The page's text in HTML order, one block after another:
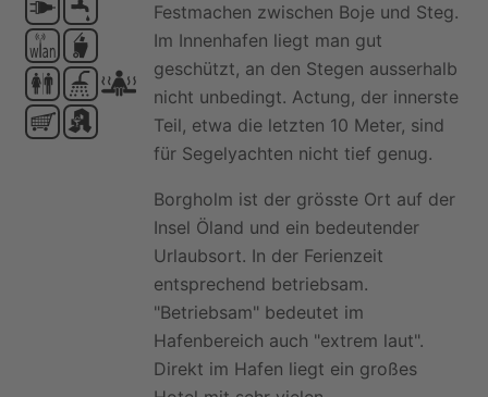
Festmachen zwischen Boje und Steg.
Im Innenhafen liegt man gut
geschützt, an den Stegen ausserhalb
nicht unbedingt. Actung, der innerste
Teil, etwa die letzten 10 Meter, sind
für Segelyachten nicht tief genug.
Borgholm ist der grösste Ort auf der
Insel Öland und ein bedeutender
Urlaubsort. In der Ferienzeit
entsprechend betriebsam.
"Betriebsam" bedeutet im
Hafenbereich auch "extrem laut".
Direkt im Hafen liegt ein großes